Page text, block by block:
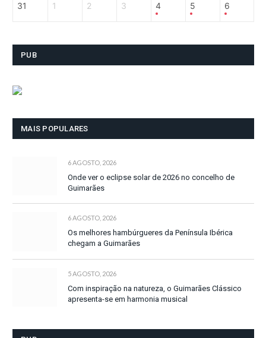
31 1 2 3 4 5 6
PUB
MAIS POPULARES
6 AGOSTO, 2026
Onde ver o eclipse solar de 2026 no concelho de
Guimarães
6 AGOSTO, 2026
Os melhores hambúrgueres da Península Ibérica
chegam a Guimarães
5 AGOSTO, 2026
Com inspiração na natureza, o Guimarães Clássico
apresenta-se em harmonia musical